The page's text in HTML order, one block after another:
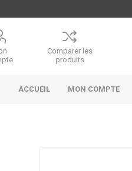
Comparer les
produits
ACCUEIL MON COMPTE